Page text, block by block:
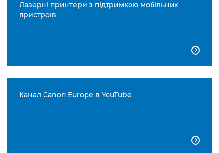
Лазерні принтери з підтримкою мобільних
пристроїв

Канал Canon Europe в YouTube
